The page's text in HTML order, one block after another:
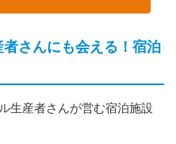
者さんにも会える！宿泊
生産者さんが営む宿泊施設